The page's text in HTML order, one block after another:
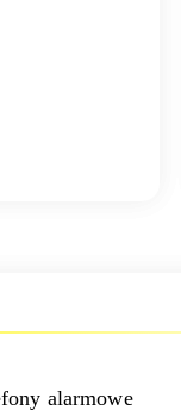
alarmowe